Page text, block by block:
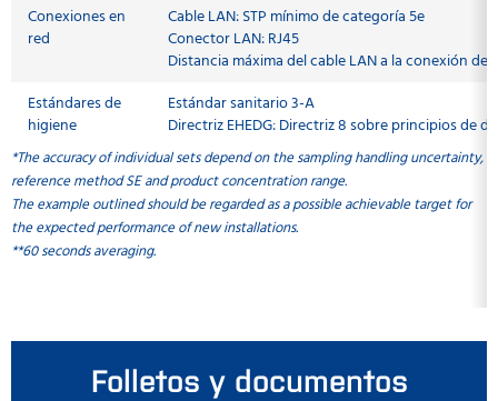
Conexiones en
red
Cable LAN: STP mínimo de categoría 5e
Conector LAN: RJ45
Distancia máxima del cable LAN a la conexión de
Estándares de
higiene
Estándar sanitario 3-A
Directriz EHEDG: Directriz 8 sobre principios de
*The accuracy of individual sets depend on the sampling handling uncertainty,
reference method SE and product concentration range.
The example outlined should be regarded as a possible achievable target for
the expected performance of new installations.
**60 seconds averaging.
Folletos y documentos